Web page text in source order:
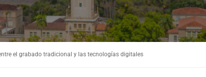
el grabado tradicional y las tecnologías digitales